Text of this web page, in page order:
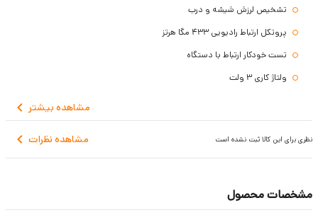
تشخیص لرزش شیشه و درب
پروتکل ارتباط رادیویی 433 مگا هرتز
تست خودکار ارتباط با دستگاه
ولتاژ کاری 3 ولت
نشان دهنده وضعیت باتری
گارانتی 24 ماهه
مشاهده بیشتر
مشاهده نظرات نظری برای این کالا ثبت نشده است
مشخصات محصول